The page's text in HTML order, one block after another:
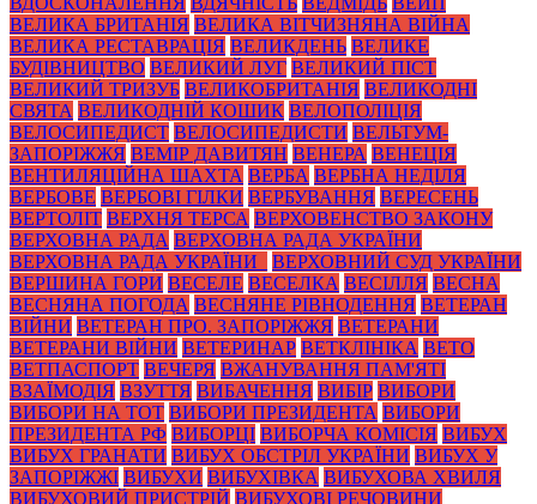
ВЕЛИКА БРИТАНІЯ ВЕЛИКА ВІТЧИЗНЯНА ВІЙНА
ВЕЛИКА РЕСТАВРАЦІЯ ВЕЛИКДЕНЬ ВЕЛИКЕ
БУДІВНИЦТВО ВЕЛИКИЙ ЛУГ ВЕЛИКИЙ ПІСТ
ВЕЛИКИЙ ТРИЗУБ ВЕЛИКОБРИТАНІЯ ВЕЛИКОДНІ
СВЯТА ВЕЛИКОДНІЙ КОШИК ВЕЛОПОЛІЦІЯ
ВЕЛОСИПЕДИСТ ВЕЛОСИПЕДИСТИ ВЕЛЬТУМ-
ЗАПОРІЖЖЯ ВЕМІР ДАВИТЯН ВЕНЕРА ВЕНЕЦІЯ
ВЕНТИЛЯЦІЙНА ШАХТА ВЕРБА ВЕРБНА НЕДІЛЯ
ВЕРБОВЕ ВЕРБОВІ ГІЛКИ ВЕРБУВАННЯ ВЕРЕСЕНЬ
ВЕРТОЛІТ ВЕРХНЯ ТЕРСА ВЕРХОВЕНСТВО ЗАКОНУ
ВЕРХОВНА РАДА ВЕРХОВНА РАДА УКРАЇНИ
ВЕРХОВНА РАДА УКРАЇНИ_
ВЕРХОВНИЙ СУД УКРАЇНИ
ВЕРШИНА ГОРИ ВЕСЕЛЕ ВЕСЕЛКА ВЕСІЛЛЯ ВЕСНА
ВЕСНЯНА ПОГОДА ВЕСНЯНЕ РІВНОДЕННЯ ВЕТЕРАН
ВІЙНИ ВЕТЕРАН ПРО. ЗАПОРІЖЖЯ ВЕТЕРАНИ
ВЕТЕРАНИ ВІЙНИ ВЕТЕРИНАР ВЕТКЛІНІКА ВЕТО
ВЕТПАСПОРТ ВЕЧЕРЯ ВЖАНУВАННЯ ПАМ'ЯТІ
ВЗАЇМОДІЯ ВЗУТТЯ ВИБАЧЕННЯ ВИБІР ВИБОРИ
ВИБОРИ НА ТОТ ВИБОРИ ПРЕЗИДЕНТА ВИБОРИ
ПРЕЗИДЕНТА РФ ВИБОРЦІ ВИБОРЧА КОМІСІЯ ВИБУХ
ВИБУХ ГРАНАТИ ВИБУХ ОБСТРІЛ УКРАЇНИ ВИБУХ У
ЗАПОРІЖЖІ ВИБУХИ ВИБУХІВКА ВИБУХОВА ХВИЛЯ
ВИБУХОВИЙ ПРИСТРІЙ ВИБУХОВІ РЕЧОВИНИ